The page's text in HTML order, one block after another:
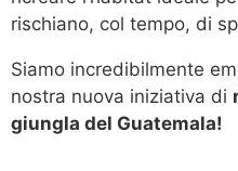
rischiano, col tempo, di
Siamo incredibilmente
nostra nuova iniziativa di
giungla del Guatemala!